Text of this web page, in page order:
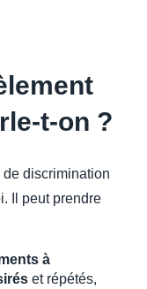
t-on ?
de discrimination
Il peut prendre
à
et répétés,